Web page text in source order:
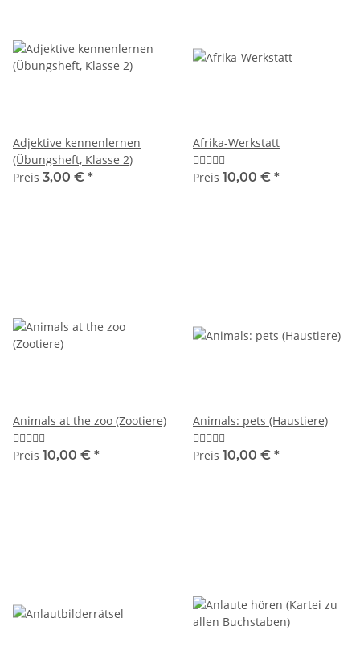
Adjektive kennenlernen
(Übungsheft, Klasse 2)
Preis 3,00 € *
Afrika-Werkstatt
Preis 10,00 € *
Animals at the zoo (Zootiere)
Preis 10,00 € *
Animals: pets (Haustiere)
Preis 10,00 € *